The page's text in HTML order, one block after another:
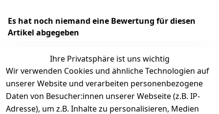
Es hat noch niemand eine Bewertung für diesen
Artikel abgegeben
EU-Verantwortliche Person - klicken Sie für Details
Ihre Privatsphäre ist uns wichtig
Wir verwenden Cookies und ähnliche Technologien auf
unserer Website und verarbeiten personenbezogene
Daten von Besucher:innen unserer Webseite (z.B. IP-
Adresse), um z.B. Inhalte zu personalisieren, Medien